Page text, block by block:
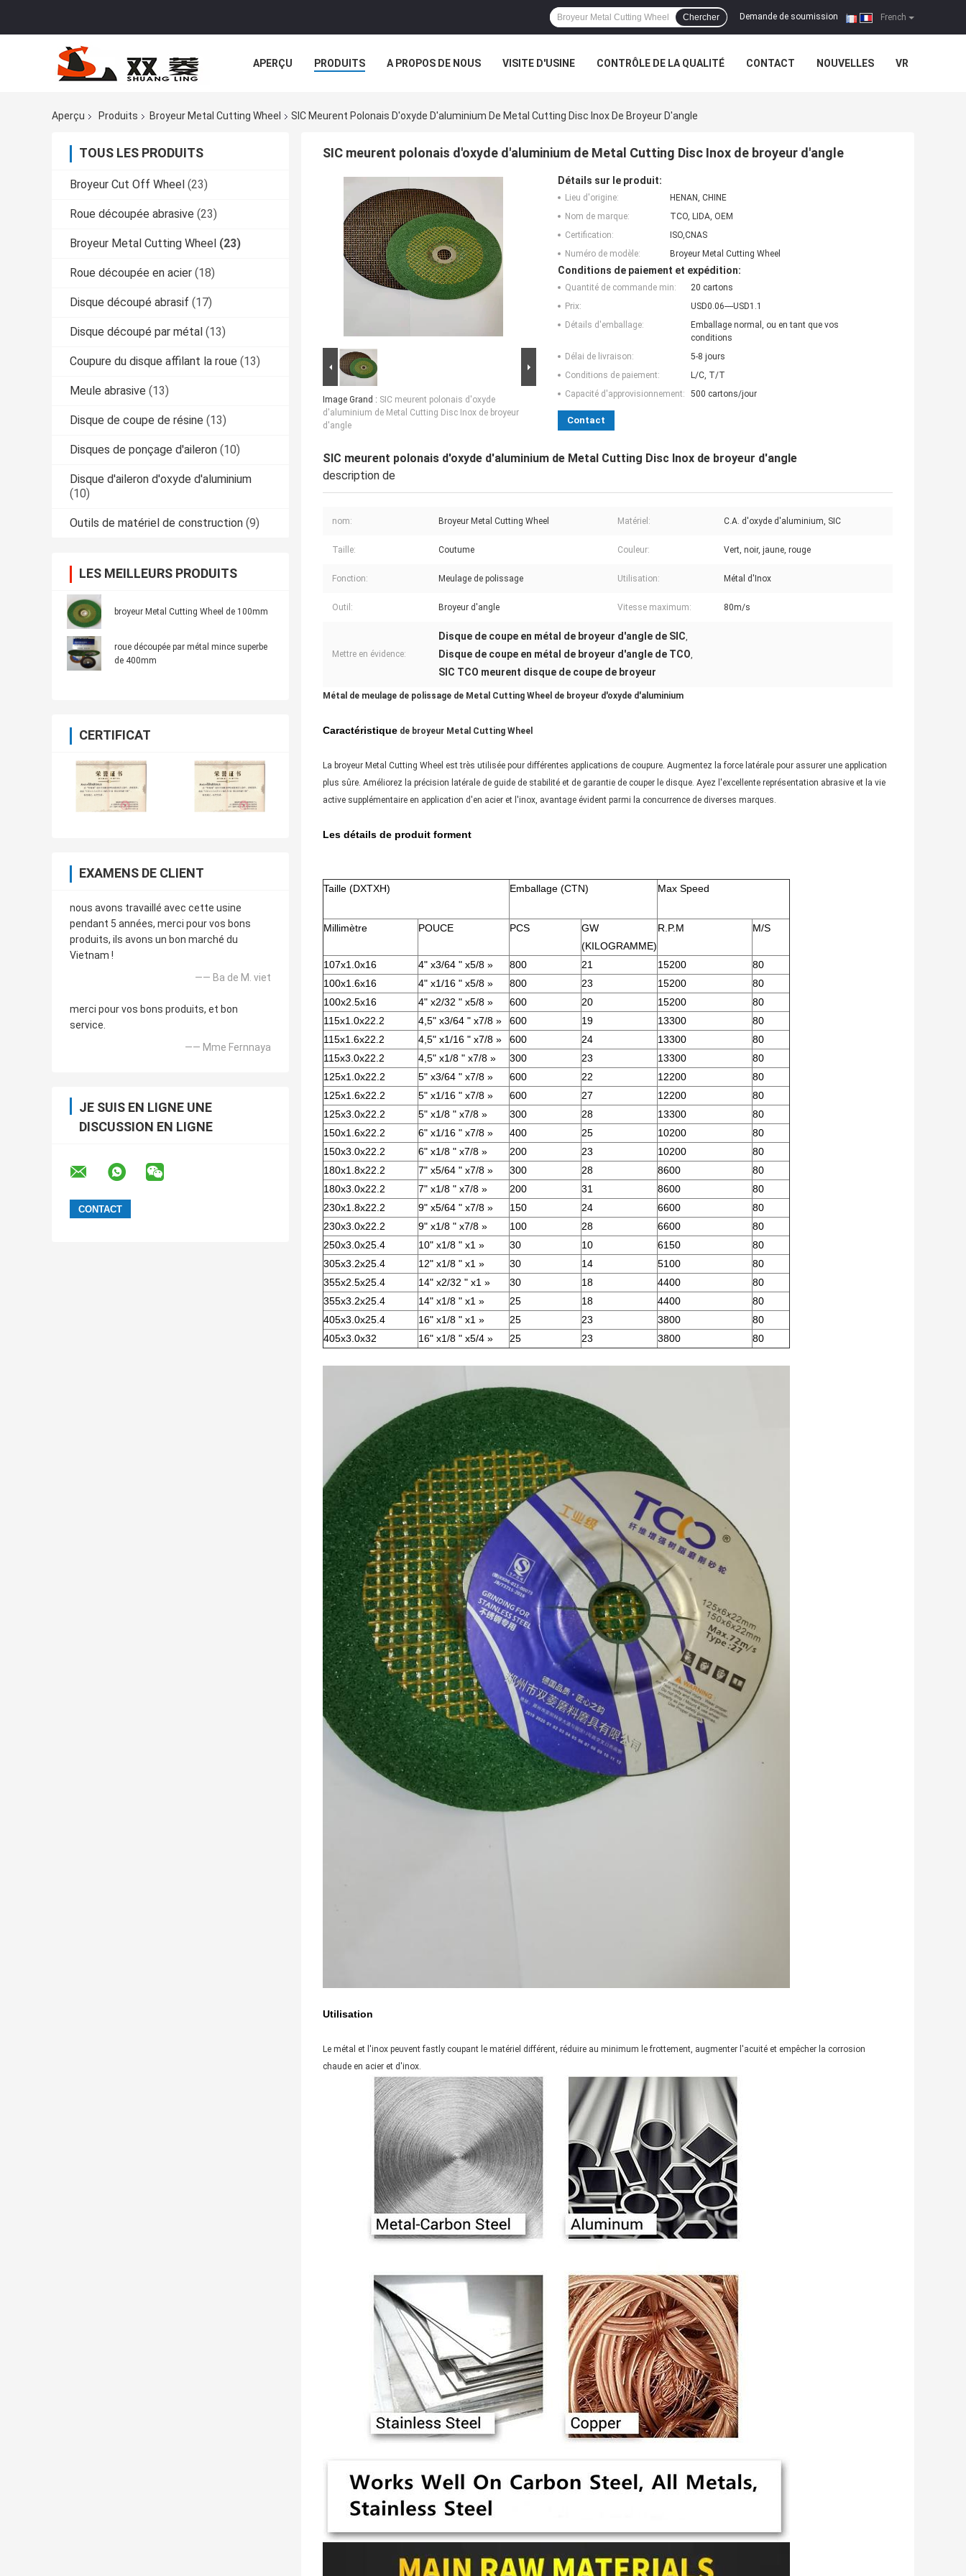
French
Demande de soumission |
Chercher
APERÇU PRODUITS A PROPOS DE NOUS VISITE D'USINE CONTRÔLE DE LA QUALITÉ CONTACT NOUVELLES VR
Aperçu Produits Broyeur Metal Cutting Wheel SIC Meurent Polonais D'oxyde D'aluminium De Metal Cutting Disc Inox De Broyeur D'angle
TOUS LES PRODUITS
Broyeur Cut Off Wheel (23)
Roue découpée abrasive (23)
Broyeur Metal Cutting Wheel (23)
Roue découpée en acier (18)
Disque découpé abrasif (17)
Disque découpé par métal (13)
Coupure du disque affilant la roue (13)
Meule abrasive (13)
Disque de coupe de résine (13)
Disques de ponçage d'aileron (10)
Disque d'aileron d'oxyde d'aluminium
(10)
Outils de matériel de construction (9)
LES MEILLEURS PRODUITS
broyeur Metal Cutting Wheel de 100mm
roue découpée par métal mince superbe
de 400mm
CERTIFICAT
EXAMENS DE CLIENT
nous avons travaillé avec cette usine
pendant 5 années, merci pour vos bons
produits, ils avons un bon marché du
Vietnam !
—— Ba de M. viet
merci pour vos bons produits, et bon
service.
—— Mme Fernnaya
JE SUIS EN LIGNE UNE
DISCUSSION EN LIGNE
SIC meurent polonais d'oxyde d'aluminium de Metal Cutting Disc Inox de broyeur d'angle
Image Grand : SIC meurent polonais d'oxyde
d'aluminium de Metal Cutting Disc Inox de broyeur
d'angle
Détails sur le produit:
Lieu d'origine:
HENAN, CHINE
Nom de marque:
TCO, LIDA, OEM
Certification:
ISO,CNAS
Numéro de modèle:
Broyeur Metal Cutting Wheel
Conditions de paiement et expédition:
Quantité de commande min:
20 cartons
Prix:
USD0.06----USD1.1
Détails d'emballage:
Emballage normal, ou en tant que vos
conditions
Délai de livraison:
5-8 jours
Conditions de paiement:
L/C, T/T
Capacité d'approvisionnement:
500 cartons/jour
Contact
SIC meurent polonais d'oxyde d'aluminium de Metal Cutting Disc Inox de broyeur d'angle
description de
nom: Broyeur Metal Cutting Wheel Matériel: C.A. d'oxyde d'aluminium, SIC
Taille: Coutume Couleur: Vert, noir, jaune, rouge
Fonction: Meulage de polissage Utilisation: Métal d'Inox
Outil: Broyeur d'angle Vitesse maximum: 80m/s
Mettre en évidence:
Disque de coupe en métal de broyeur d'angle de SIC,
Disque de coupe en métal de broyeur d'angle de TCO,
SIC TCO meurent disque de coupe de broyeur
Métal de meulage de polissage de Metal Cutting Wheel de broyeur d'oxyde d'aluminium
Caractéristique de broyeur Metal Cutting Wheel
La broyeur Metal Cutting Wheel est très utilisée pour différentes applications de coupure. Augmentez la force latérale pour assurer une application
plus sûre. Améliorez la précision latérale de guide de stabilité et de garantie de couper le disque. Ayez l'excellente représentation abrasive et la vie
active supplémentaire en application d'en acier et l'inox, avantage évident parmi la concurrence de diverses marques.
Les détails de produit forment
Taille (DXTXH) Emballage (CTN) Max Speed
Millimètre POUCE PCS
GW
(KILOGRAMME)
R.P.M M/S
107x1.0x16 4" x3/64 " x5/8 » 800 21 15200
80
100x1.6x16
4" x1/16 " x5/8 » 800 23 15200
80
100x2.5x16
4" x2/32 " x5/8 » 600 20 15200
80
115x1.0x22.2
4,5" x3/64 " x7/8 » 600 19 13300
80
115x1.6x22.2
4,5" x1/16 " x7/8 » 600 24 13300
80
115x3.0x22.2
4,5" x1/8 " x7/8 » 300 23 13300
80
125x1.0x22.2
5" x3/64 " x7/8 » 600 22 12200
80
125x1.6x22.2
5" x1/16 " x7/8 » 600 27 12200
80
125x3.0x22.2
5" x1/8 " x7/8 » 300 28 13300
80
150x1.6x22.2
6" x1/16 " x7/8 » 400 25 10200
80
150x3.0x22.2
6" x1/8 " x7/8 » 200 23 10200
80
180x1.8x22.2
7" x5/64 " x7/8 » 300 28 8600
80
180x3.0x22.2
7" x1/8 " x7/8 » 200 31 8600
80
230x1.8x22.2
9" x5/64 " x7/8 » 150 24 6600
80
230x3.0x22.2
9" x1/8 " x7/8 » 100 28 6600
80
250x3.0x25.4
10" x1/8 " x1 » 30 10 6150
80
305x3.2x25.4
12" x1/8 " x1 » 30 14 5100
80
355x2.5x25.4
14" x2/32 " x1 » 30 18 4400
80
355x3.2x25.4
14" x1/8 " x1 » 25 18 4400
80
405x3.0x25.4
16" x1/8 " x1 » 25 23 3800
80
405x3.0x32
16" x1/8 " x5/4 » 25 23 3800 80
Utilisation
Le métal et l'inox peuvent fastly coupant le matériel différent, réduire au minimum le frottement, augmenter l'acuité et empêcher la corrosion
chaude en acier et d'inox.